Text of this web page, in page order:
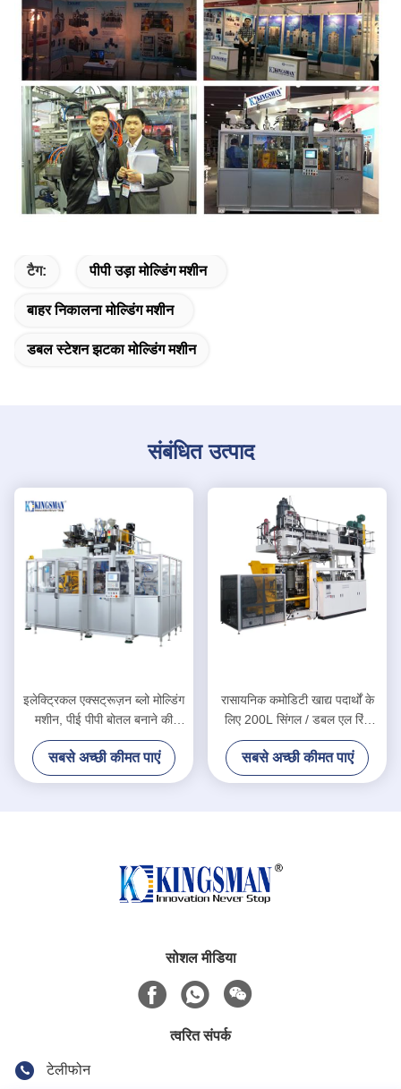
टैग: पीपी उड़ा मोल्डिंग मशीन
बाहर निकालना मोल्डिंग मशीन
डबल स्टेशन झटका मोल्डिंग मशीन
संबंधित उत्पाद
इलेक्ट्रिकल एक्सट्रूज़न ब्लो मोल्डिंग
मशीन, पीई पीपी बोतल बनाने की
मशीन
सबसे अच्छी कीमत पाएं
रासायनिक कमोडिटी खाद्य पदार्थों के
लिए 200L सिंगल / डबल एल रिंग
प्लास्टिक ड्रम ब्लो मोल्डिंग मशीन
सबसे अच्छी कीमत पाएं
सोशल मीडिया
त्वरित संपर्क
टेलीफोन